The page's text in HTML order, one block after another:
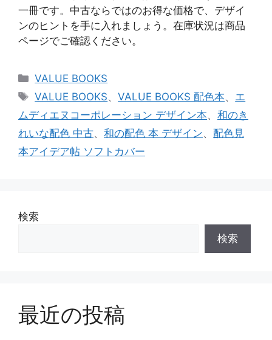
一冊です。中古ならではのお得な価格で、デザイ
ンのヒントを手に入れましょう。在庫状況は商品
ページでご確認ください。
カ
テ
リ
ー
VALUE BOOKS
タ
グ
VALUE BOOKS、VALUE BOOKS 配色本、 エ
ムディエヌコーポレーション デザイン本、 和のき
れいな配色 中古、 和の配色 本 デザイン、 配色見
本アイデア帖 ソフトカバー
検索
検索
最近の投稿